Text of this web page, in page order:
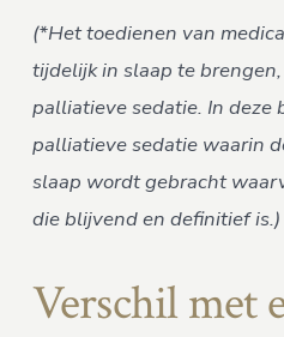
(*Het toedienen van
tijdelijk in slaap te
palliatieve sedatie. In deze
palliatieve sedatie waarin
slaap wordt gebracht
die blijvend en definitief is.)
Verschil met